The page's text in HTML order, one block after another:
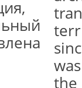
the